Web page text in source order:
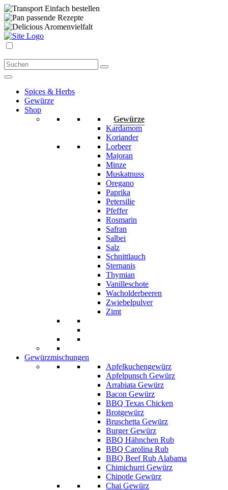
Einfach bestellen
passende Rezepte
Aromenvielfalt
Spices & Herbs
Gewürze
Shop
Gewürze
Kardamom
Koriander
Lorbeer
Majoran
Minze
Muskatnuss
Oregano
Paprika
Petersilie
Pfeffer
Rosmarin
Safran
Salbei
Salz
Schnittlauch
Sternanis
Thymian
Vanilleschote
Wacholderbeeren
Zwiebelpulver
Zimt
Gewürzmischungen
Apfelkuchengewürz
Apfelpunsch Gewürz
Arrabiata Gewürz
Bacon Gewürz
BBQ Texas Chicken
Brotgewürz
Bruschetta Gewürz
Burger Gewürz
BBQ Hähnchen Rub
BBQ Carolina Rub
BBQ Beef Rub Alabama
Chimichurri Gewürz
Chipotle Gewürz
Chai Gewürz